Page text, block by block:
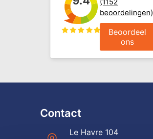
beoordelingen)
Beoordeel
ons
Contact
Le Havre 104